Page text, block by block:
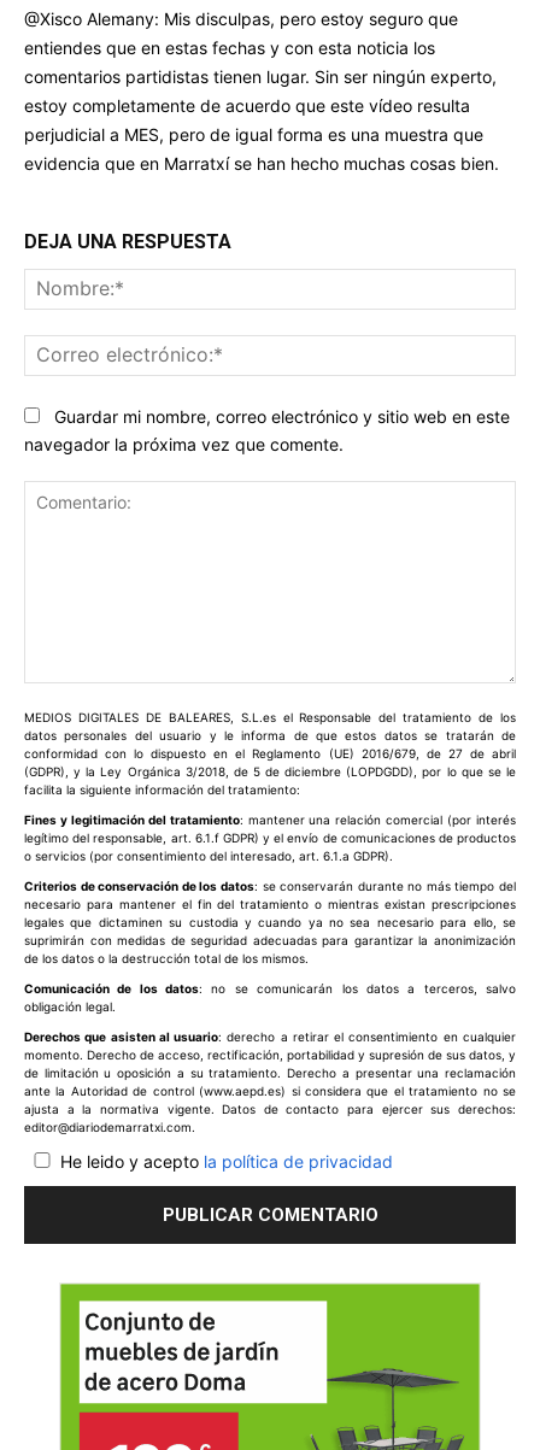
@Xisco Alemany: Mis disculpas, pero estoy seguro que
entiendes que en estas fechas y con esta noticia los
comentarios partidistas tienen lugar. Sin ser ningún experto,
estoy completamente de acuerdo que este vídeo resulta
perjudicial a MES, pero de igual forma es una muestra que
evidencia que en Marratxí se han hecho muchas cosas bien.
DEJA UNA RESPUESTA
Guardar mi nombre, correo electrónico y sitio web en este
navegador la próxima vez que comente.
MEDIOS DIGITALES DE BALEARES, S.L.es el Responsable del tratamiento de los
datos personales del usuario y le informa de que estos datos se tratarán de
conformidad con lo dispuesto en el Reglamento (UE) 2016/679, de 27 de abril
(GDPR), y la Ley Orgánica 3/2018, de 5 de diciembre (LOPDGDD), por lo que se le
facilita la siguiente información del tratamiento:
Fines y legitimación del tratamiento: mantener una relación comercial (por interés
legítimo del responsable, art. 6.1.f GDPR) y el envío de comunicaciones de productos
o servicios (por consentimiento del interesado, art. 6.1.a GDPR).
Criterios de conservación de los datos: se conservarán durante no más tiempo del
necesario para mantener el fin del tratamiento o mientras existan prescripciones
legales que dictaminen su custodia y cuando ya no sea necesario para ello, se
suprimirán con medidas de seguridad adecuadas para garantizar la anonimización
de los datos o la destrucción total de los mismos.
Comunicación de los datos: no se comunicarán los datos a terceros, salvo
obligación legal.
Derechos que asisten al usuario: derecho a retirar el consentimiento en cualquier
momento. Derecho de acceso, rectificación, portabilidad y supresión de sus datos, y
de limitación u oposición a su tratamiento. Derecho a presentar una reclamación
ante la Autoridad de control (www.aepd.es) si considera que el tratamiento no se
ajusta a la normativa vigente. Datos de contacto para ejercer sus derechos:
editor@diariodemarratxi.com.
He leido y acepto la política de privacidad